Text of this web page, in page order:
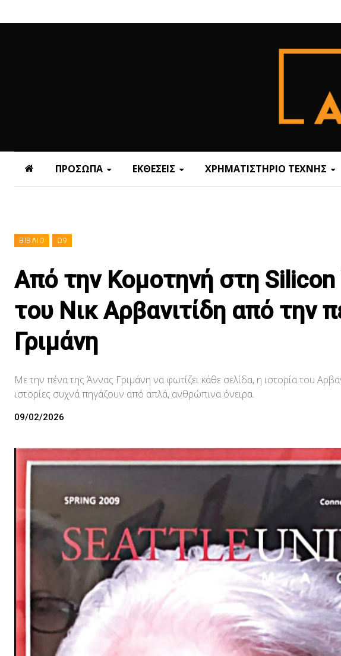
ΠΡΟΣΩΠΑ ΕΚΘΕΣΕΙΣ ΧΡΗΜΑΤΙΣΤΗΡΙΟ ΤΕΧΝΗΣ
ΒΙΒΛΙΟ Ω9
Από την Κομοτηνή στη
του Νικ Αρβανιτίδη από την
Γριμάνη
Με την πένα της Άννας Γριμάνη να φωτίζει κάθε σελίδα, η ιστορία του
ιστορίες συχνά πηγάζουν από απλά, ανθρώπινα όνειρα.
09/02/2026